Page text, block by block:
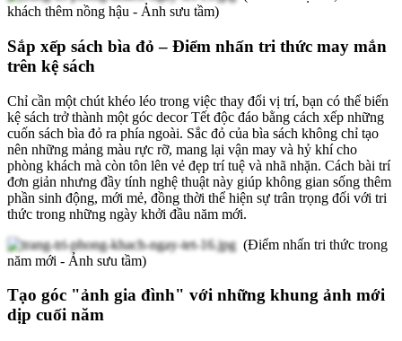
khách thêm nồng hậu - Ảnh sưu tầm)
Sắp xếp sách bìa đỏ – Điểm nhấn tri thức may mắn
trên kệ sách
Chỉ cần một chút khéo léo trong việc thay đổi vị trí, bạn có thể biến
kệ sách trở thành một góc decor Tết độc đáo bằng cách xếp những
cuốn sách bìa đỏ ra phía ngoài. Sắc đỏ của bìa sách không chỉ tạo
nên những mảng màu rực rỡ, mang lại vận may và hỷ khí cho
phòng khách mà còn tôn lên vẻ đẹp trí tuệ và nhã nhặn. Cách bài trí
đơn giản nhưng đầy tính nghệ thuật này giúp không gian sống thêm
phần sinh động, mới mẻ, đồng thời thể hiện sự trân trọng đối với tri
thức trong những ngày khởi đầu năm mới.
(Điểm nhấn tri thức trong
năm mới - Ảnh sưu tầm)
Tạo góc "ảnh gia đình" với những khung ảnh mới
dịp cuối năm